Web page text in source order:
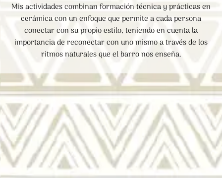
Mis actividades combinan formación técnica y prácticas en
cerámica con un enfoque que permite a cada persona
conectar con su propio estilo, teniendo en cuenta la
importancia de reconectar con uno mismo a través de los
ritmos naturales que el barro nos enseña.